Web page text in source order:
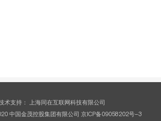
术支持： 上海同在互联网科技有限公司
中国金茂控股集团有限公司 京ICP备09058202号-3